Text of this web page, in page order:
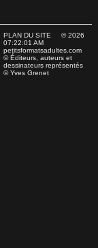
PLAN DU SITE © 2026
07:22:01 AM
petitsformatsadultes.com
© Éditeurs, auteurs et
dessinateurs représentés
© Yves Grenet